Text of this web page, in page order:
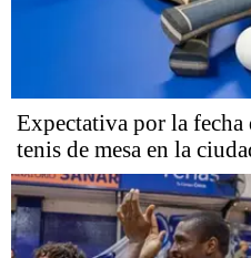
Expectativa por la
tenis de mesa en la